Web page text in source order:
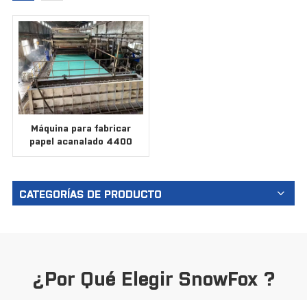
Máquina para fabricar
papel acanalado 4400
CATEGORÍAS DE PRODUCTO
¿Por Qué Elegir SnowFox ?